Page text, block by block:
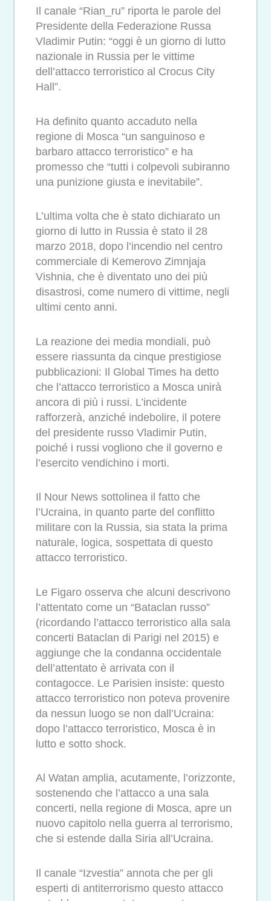
Il canale “Rian_ru” riporta le parole del
Presidente della Federazione Russa
Vladimir Putin: “oggi è un giorno di lutto
nazionale in Russia per le vittime
dell’attacco terroristico al Crocus City
Hall”.
Ha definito quanto accaduto nella
regione di Mosca “un sanguinoso e
barbaro attacco terroristico” e ha
promesso che “tutti i colpevoli subiranno
una punizione giusta e inevitabile”.
L’ultima volta che è stato dichiarato un
giorno di lutto in Russia è stato il 28
marzo 2018, dopo l’incendio nel centro
commerciale di Kemerovo Zimnjaja
Vishnia, che è diventato uno dei più
disastrosi, come numero di vittime, negli
ultimi cento anni.
La reazione dei media mondiali, può
essere riassunta da cinque prestigiose
pubblicazioni: Il Global Times ha detto
che l’attacco terroristico a Mosca unirà
ancora di più i russi. L’incidente
rafforzerà, anziché indebolire, il potere
del presidente russo Vladimir Putin,
poiché i russi vogliono che il governo e
l’esercito vendichino i morti.
Il Nour News sottolinea il fatto che
l’Ucraina, in quanto parte del conflitto
militare con la Russia, sia stata la prima
naturale, logica, sospettata di questo
attacco terroristico.
Le Figaro osserva che alcuni descrivono
l’attentato come un “Bataclan russo”
(ricordando l’attacco terroristico alla sala
concerti Bataclan di Parigi nel 2015) e
aggiunge che la condanna occidentale
dell’attentato è arrivata con il
contagocce. Le Parisien insiste: questo
attacco terroristico non poteva provenire
da nessun luogo se non dall’Ucraina:
dopo l’attacco terroristico, Mosca è in
lutto e sotto shock.
Al Watan amplia, acutamente, l’orizzonte,
sostenendo che l’attacco a una sala
concerti, nella regione di Mosca, apre un
nuovo capitolo nella guerra al terrorismo,
che si estende dalla Siria all’Ucraina.
Il canale “Izvestia” annota che per gli
esperti di antiterrorismo questo attacco